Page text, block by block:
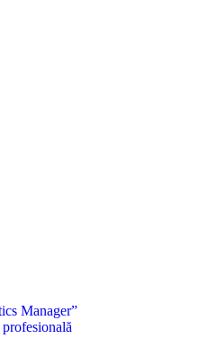
Manager”